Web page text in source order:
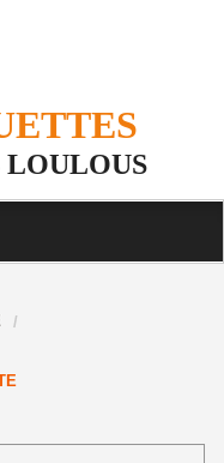
LOULOUS